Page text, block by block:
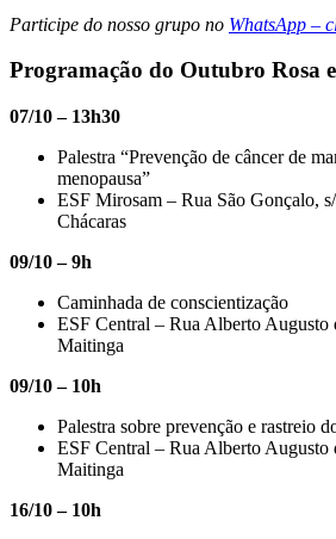
Participe do nosso grupo no WhatsApp –
Programação do Outubro Rosa
07/10 – 13h30
Palestra “Prevenção de câncer de
menopausa”
ESF Mirosam – Rua São Gonçalo,
Chácaras
09/10 – 9h
Caminhada de conscientização
ESF Central – Rua Alberto Augusto
Maitinga
09/10 – 10h
Palestra sobre prevenção e rastreio
ESF Central – Rua Alberto Augusto
Maitinga
16/10 – 10h